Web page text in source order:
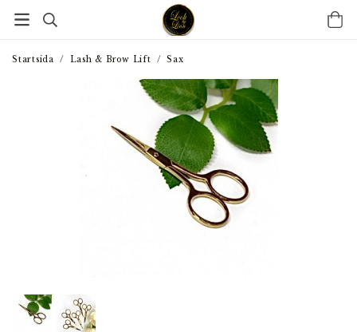
Startsida / Lash & Brow Lift / Sax